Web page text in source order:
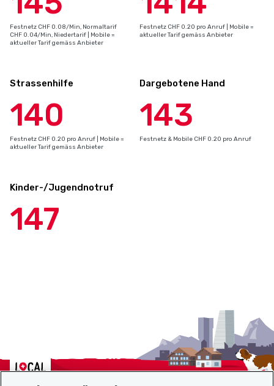
Festnetz CHF 0.08/Min, Normaltarif
CHF 0.04/Min, Niedertarif | Mobile =
aktueller Tarif gemäss Anbieter
Festnetz CHF 0.20 pro Anruf | Mobile =
aktueller Tarif gemäss Anbieter
Strassenhilfe
140
Festnetz CHF 0.20 pro Anruf | Mobile =
aktueller Tarif gemäss Anbieter
Dargebotene Hand
143
Festnetz & Mobile CHF 0.20 pro Anruf
Kinder-/Jugendnotruf
147
Localcities